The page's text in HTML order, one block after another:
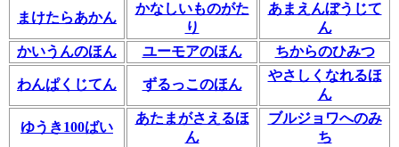
まけたらあかん
かなしいものがた
り
あまえんぼうじて
ん
かいうんのほん
ユーモアのほん ちからのひみつ
わんぱくじてん ずるっこのほん
やさしくなれるほ
ん
ゆうき100ばい
あたまがさえるほ
ん
ブルジョワへのみ
ち